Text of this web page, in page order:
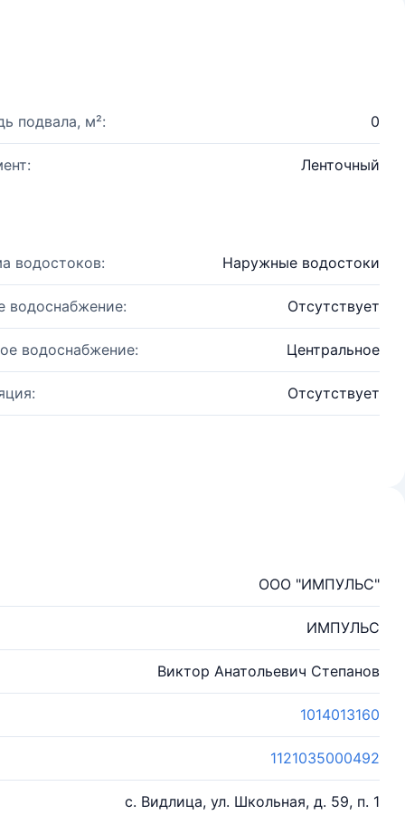
подвала, м²: 0
Ленточный
водостоков: Наружные водостоки
водоснабжение: Отсутствует
водоснабжение: Центральное
Отсутствует
ООО "ИМПУЛЬС"
ИМПУЛЬС
Виктор Анатольевич Степанов
1014013160
1121035000492
с. Видлица, ул. Школьная, д. 59, п. 1